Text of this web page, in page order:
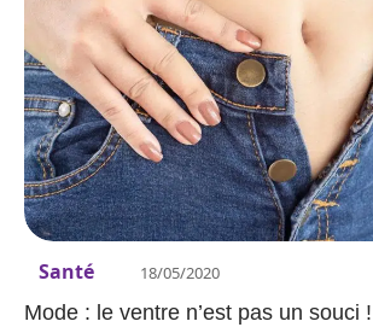
Santé 18/05/2020
Mode : le ventre n’est pas un souci !